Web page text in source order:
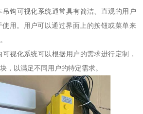
钩可视化系统通常具有简洁、直观的用户
用。用户可以通过界面上的按钮或菜单来
视化系统可以根据用户的需求进行定制，
，以满足不同用户的特定需求。